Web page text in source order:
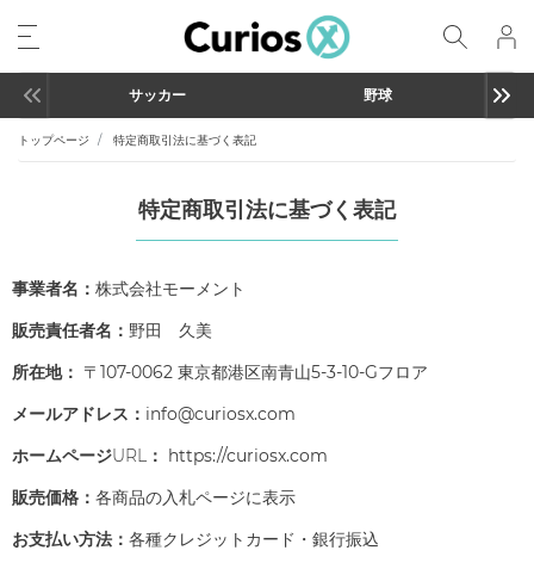
サッカー 野球
トップページ 特定商取引法に基づく表記
特定商取引法に基づく表記
事業者名： 株式会社モーメント
販売責任者名： 野田 久美
所在地： 〒107-0062 東京都港区南青山5-3-10-Gフロア
メールアドレス： info@curiosx.com
ホームページURL： https://curiosx.com
販売価格： 各商品の入札ページに表示
お支払い方法： 各種クレジットカード・銀行振込